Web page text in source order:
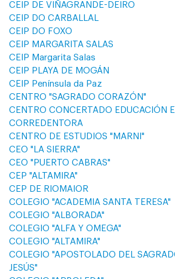
CEIP DE VIÑAGRANDE-DEIRO
CEIP DO CARBALLAL
CEIP DO FOXO
CEIP MARGARITA SALAS
CEIP Margarita Salas
CEIP PLAYA DE MOGÁN
CEIP Península da Paz
CENTRO "SAGRADO CORAZÓN"
CENTRO CONCERTADO EDUCACIÓN
CORREDENTORA
CENTRO DE ESTUDIOS "MARNI"
CEO "LA SIERRA"
CEO "PUERTO CABRAS"
CEP "ALTAMIRA"
CEP DE RIOMAIOR
COLEGIO "ACADEMIA SANTA TERESA"
COLEGIO "ALBORADA"
COLEGIO "ALFA Y OMEGA"
COLEGIO "ALTAMIRA"
COLEGIO "APOSTOLADO DEL
JESÚS"